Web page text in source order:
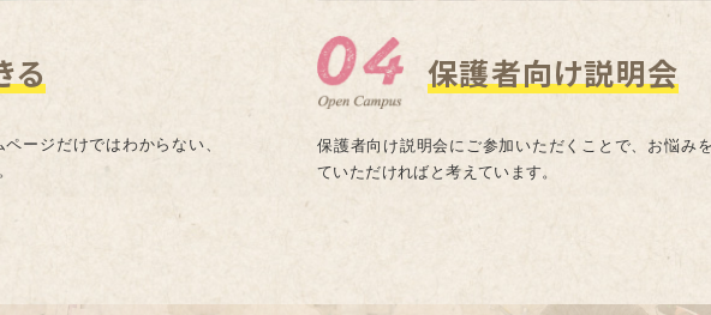
る
ージだけではわからない、
保護者向け説明会
保護者向け説明会にご参加いただくことで、お悩み
ていただければと考えています。